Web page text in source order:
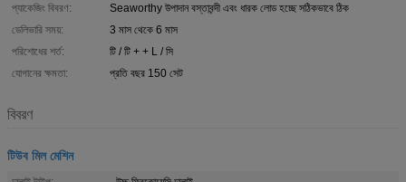
প্যাকেজিং বিবরণ:
Seaworthy উপাদান বস্তাবন্দী এবং ধারক লোড হচ্ছে সঠিকভাবে ঠিক
ডেলিভারি সময়:
3 মাস থেকে 6 মাস
পরিশোধের শর্ত:
টি / টি + + L / সি
যোগানের ক্ষমতা:
প্রতি বছর 150 সেট
বিবরণ
টিউব মিল মেশিন